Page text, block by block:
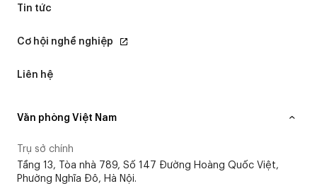
Tin tức
Cơ hội nghề nghiệp
Liên hệ
Văn phòng Việt Nam
Trụ sở chính
Tầng 13, Tòa nhà 789, Số 147 Đường Hoàng Quốc Việt,
Phường Nghĩa Đô, Hà Nội.